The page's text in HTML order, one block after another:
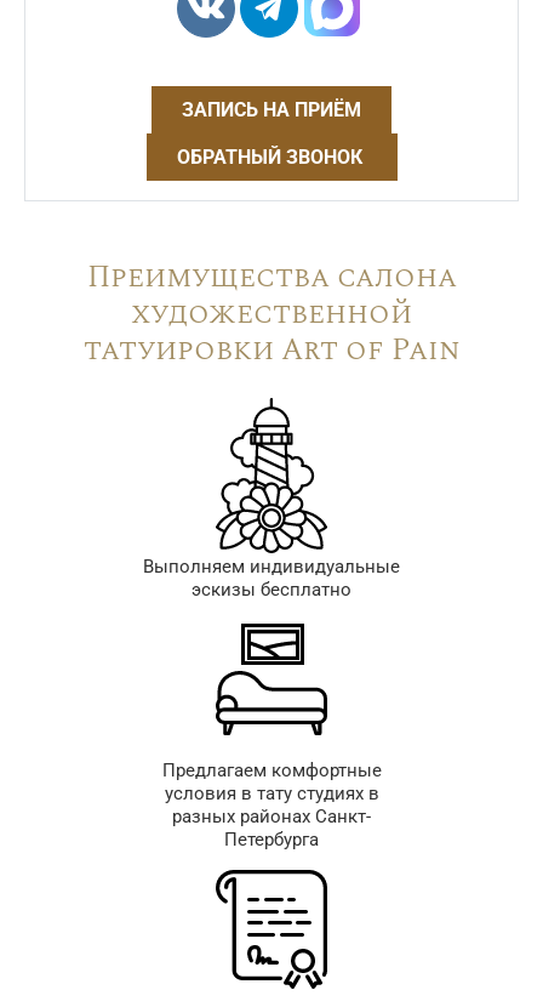
ЗАПИСЬ НА ПРИЁМ
ОБРАТНЫЙ ЗВОНОК
Преимущества салона
художественной
татуировки Art of Pain
Выполняем индивидуальные
эскизы бесплатно
Предлагаем комфортные
условия в тату студиях в
разных районах Санкт-
Петербурга